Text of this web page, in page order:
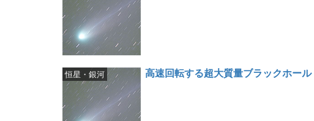
高速回転する超大質量ブラックホール
恒星・銀河